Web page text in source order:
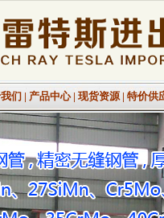
们 | 产品中心| 现货资源 | 特价供